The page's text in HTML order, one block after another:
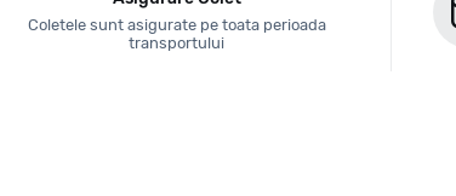
Coletele sunt asigurate pe toata perioada
transportului